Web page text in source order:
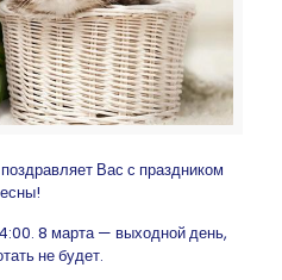
Вас с праздником
8 марта — выходной день,
не будет.